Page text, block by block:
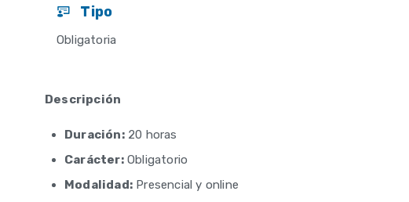
Tipo
Obligatoria
Descripción
Duración:20 horas
Carácter:Obligatorio
Modalidad: Presencial y online